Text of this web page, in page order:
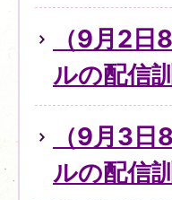
（9月2
ルの配信
（9月3
ルの配信